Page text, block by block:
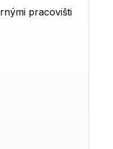
pracovišti